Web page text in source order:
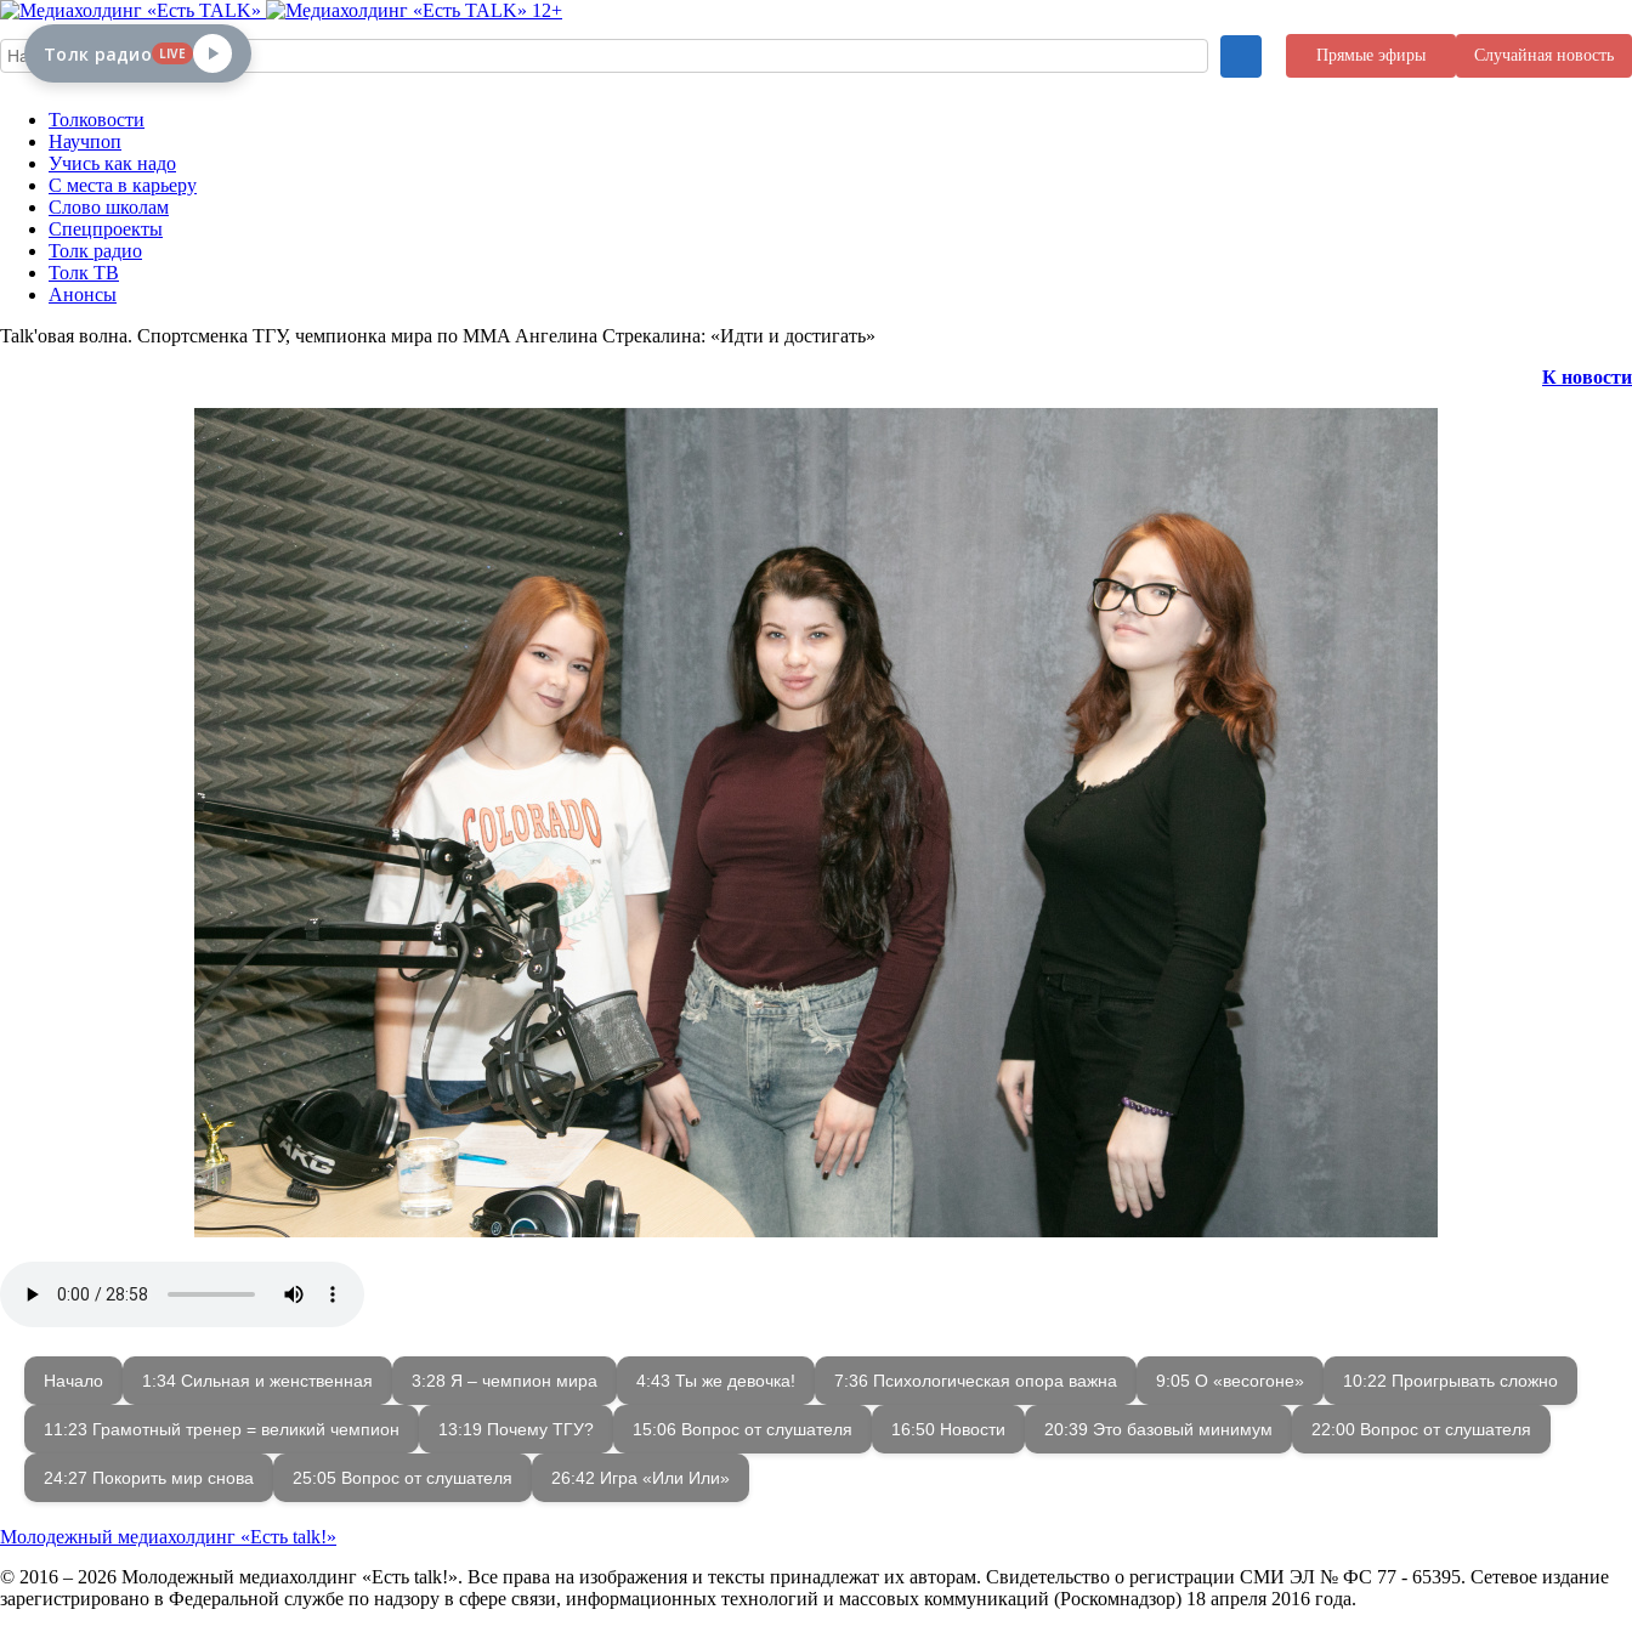
12+
Прямые эфиры Случайная новость
Толковости
Научпоп
Учись как надо
С места в карьеру
Слово школам
Спецпроекты
Толк радио
Толк ТВ
Анонсы
Talk'овая волна. Спортсменка ТГУ, чемпионка мира по MMA Ангелина Стрекалина: «Идти и достигать»
К новости
Начало 1:34 Сильная и женственная 3:28 Я – чемпион мира 4:43 Ты же девочка! 7:36 Психологическая опора важна 9:05 О «весогоне» 10:22 Проигрывать сложно
11:23 Грамотный тренер = великий чемпион 13:19 Почему ТГУ? 15:06 Вопрос от слушателя 16:50 Новости 20:39 Это базовый минимум 22:00 Вопрос от слушателя
24:27 Покорить мир снова 25:05 Вопрос от слушателя 26:42 Игра «Или Или»
Молодежный медиахолдинг «Есть talk!»
© 2016 – 2026 Молодежный медиахолдинг «Есть talk!». Все права на изображения и тексты принадлежат их авторам. Свидетельство о регистрации СМИ ЭЛ № ФС 77 - 65395. Сетевое издание
зарегистрировано в Федеральной службе по надзору в сфере связи, информационных технологий и массовых коммуникаций (Роскомнадзор) 18 апреля 2016 года.
Толк радио LIVE